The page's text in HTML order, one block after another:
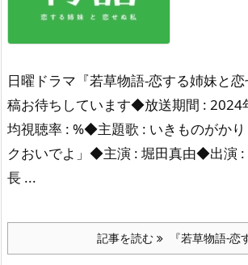
日曜ドラマ『若草物語-恋する姉妹と
稿お待ちしています◆放送期間 :
均視聴率 : %◆主題歌 : いきものがか
クおいでよ」◆主演 : 堀田真由◆出演 :
長 ...
記事を読む 『若草物語-恋